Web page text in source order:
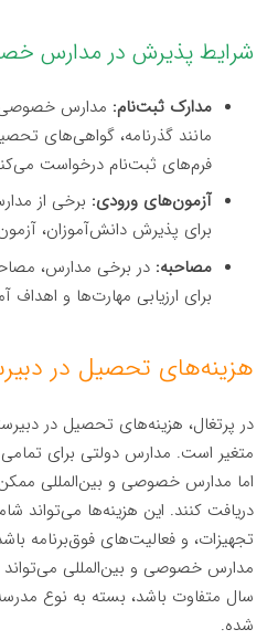
شرایط پذیرش در مدارس
مدارک ثبت‌نام: مدارس خصوصی
مانند گذرنامه، گواهی‌های
فرم‌های ثبت‌نام درخواست
آزمون‌های ورودی: برخی از
برای پذیرش دانش‌آموزان،
مصاحبه: در برخی مدارس،
برای ارزیابی مهارت‌ها و
هزینه‌های تحصیل در
در پرتغال، هزینه‌های تحصیل در
متغیر است. مدارس دولتی برای
اما مدارس خصوصی و بین‌المللی ممکن
دریافت کنند. این هزینه‌ها می‌تواند
تجهیزات، و فعالیت‌های فوق‌برنامه
سال متفاوت باشد، بسته به نوع
شده.